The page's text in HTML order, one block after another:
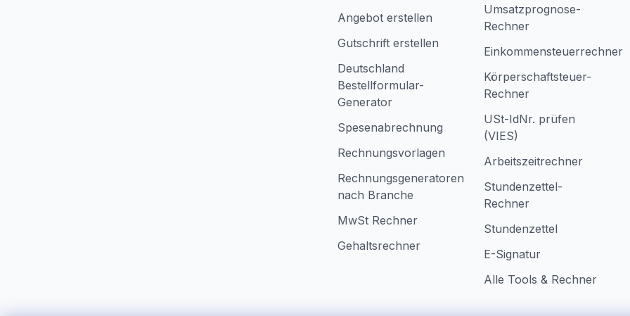
Angebot erstellen
Gutschrift erstellen
Deutschland
Bestellformular-
Generator
Spesenabrechnung
Rechnungsvorlagen
Rechnungsgeneratoren
nach Branche
MwSt Rechner
Gehaltsrechner
Umsatzprognose-
Rechner
Einkommensteuerrechner
Körperschaftsteuer-
Rechner
USt-IdNr. prüfen
(VIES)
Arbeitszeitrechner
Stundenzettel-
Rechner
Stundenzettel
E-Signatur
Alle Tools & Rechner